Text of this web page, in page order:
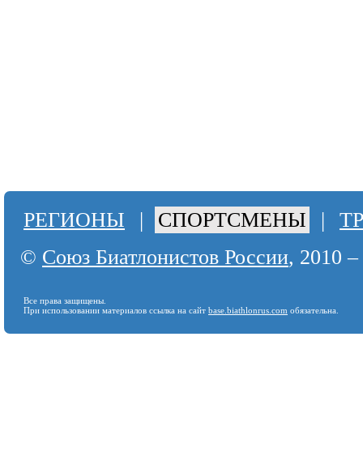
РЕГИОНЫ | СПОРТСМЕНЫ |
© Союз Биатлонистов России, 2010
Все права защищены.
При использовании материалов ссылка на сайт base.biathlonrus.com обязательна.